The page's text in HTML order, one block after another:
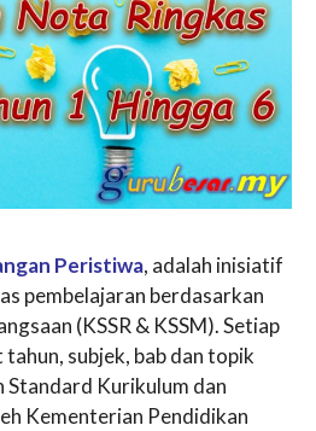
Peristiwa, adalah inisiatif
pembelajaran berdasarkan
(KSSR & KSSM). Setiap
subjek, bab dan topik
Standard Kurikulum dan
Kementerian Pendidikan